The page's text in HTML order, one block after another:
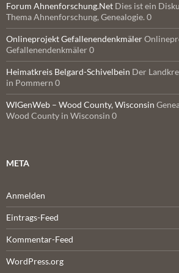
Forum Ahnenforschung.Net Dies ist ein
Thema Ahnenforschung, Genealogie. 0
Onlineprojekt Gefallenendenkmäler
Gefallenendenkmäler 0
Heimatkreis Belgard-Schivelbein Der
in Pommern 0
WIGenWeb – Wood County, Wisconsin
Wood County in Wisconsin 0
META
Anmelden
Eintrags-Feed
Kommentar-Feed
WordPress.org